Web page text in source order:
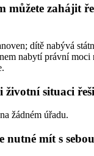
můžete zahájit
dítě nabývá
nabytí právní moci
životní situaci
žádném úřadu.
nutné mít s sebou